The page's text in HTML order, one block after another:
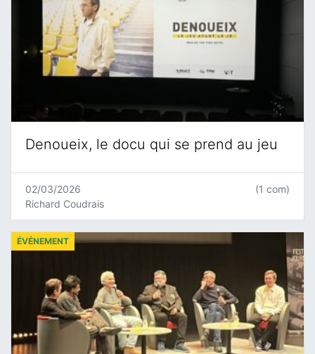
Denoueix, le docu qui se prend au jeu
02/03/2026
Richard Coudrais
(1 com)
ÉVÉNEMENT